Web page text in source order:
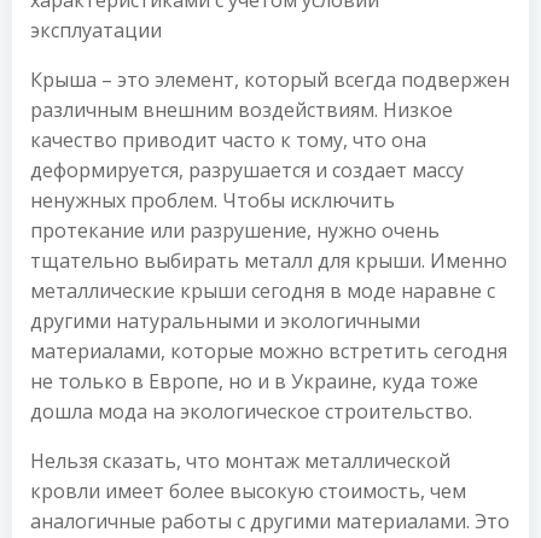
эксплуатации
Крыша – это элемент, который всегда подвержен
различным внешним воздействиям. Низкое
качество приводит часто к тому, что она
деформируется, разрушается и создает массу
ненужных проблем. Чтобы исключить
протекание или разрушение, нужно очень
тщательно выбирать металл для крыши. Именно
металлические крыши сегодня в моде наравне с
другими натуральными и экологичными
материалами, которые можно встретить сегодня
не только в Европе, но и в Украине, куда тоже
дошла мода на экологическое строительство.
Нельзя сказать, что монтаж металлической
кровли имеет более высокую стоимость, чем
аналогичные работы с другими материалами. Это